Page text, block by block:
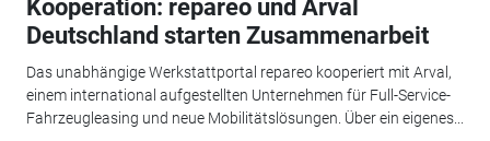
Kooperation: repareo und Arval
Deutschland starten Zusammenarbeit
Das unabhängige Werkstattportal repareo kooperiert mit Arval,
einem international aufgestellten Unternehmen für Full-Service-
Fahrzeugleasing und neue Mobilitätslösungen. Über ein eigenes...